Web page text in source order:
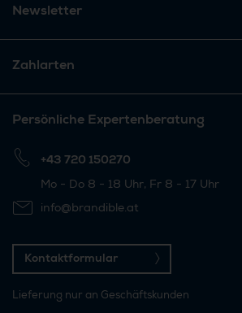
Newsletter
Zahlarten
Persönliche Expertenberatung
+43 720 150270
Mo - Do 8 - 18 Uhr, Fr 8 - 17 Uhr
info@brandible.at
Kontaktformular
Lieferung nur an Geschäftskunden